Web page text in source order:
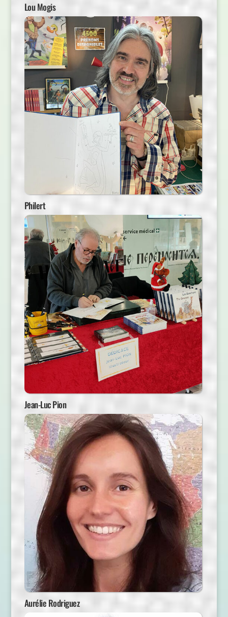
Lou Mogis
Philert
Jean-Luc Pion
Aurélie Rodriguez